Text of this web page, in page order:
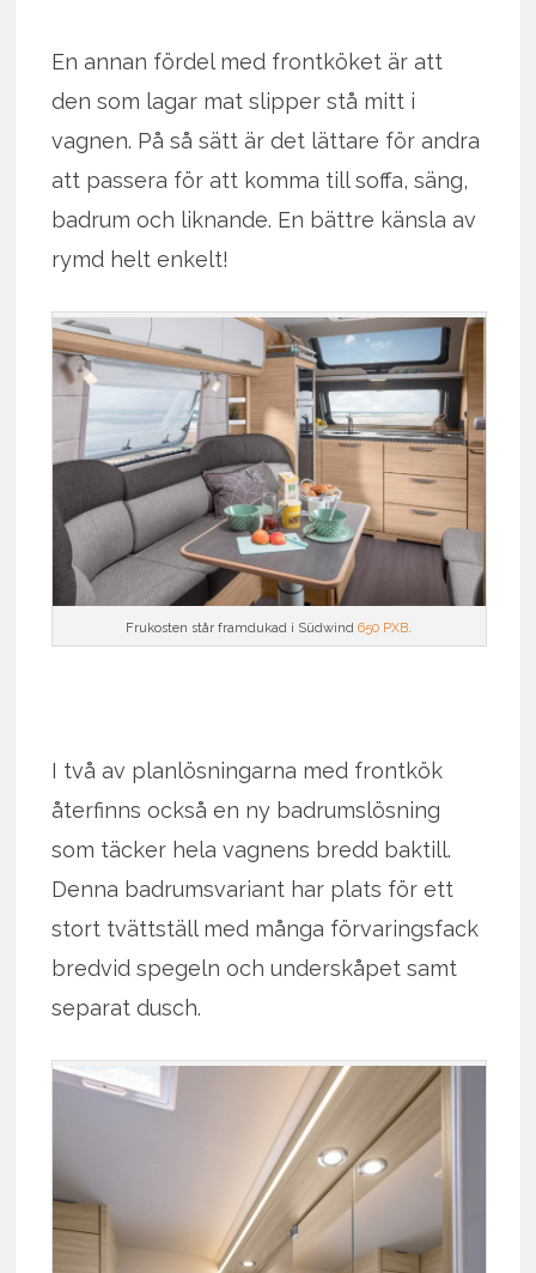
En annan fördel med frontköket är att
den som lagar mat slipper stå mitt i
vagnen. På så sätt är det lättare för andra
att passera för att komma till soffa, säng,
badrum och liknande. En bättre känsla av
rymd helt enkelt!
Frukosten står framdukad i Südwind650 PXB
I två av planlösningarna med frontkök
återfinns också en ny badrumslösning
som täcker hela vagnens bredd baktill.
Denna badrumsvariant har plats för ett
stort tvättställ med många förvaringsfack
bredvid spegeln och underskåpet samt
separat dusch.